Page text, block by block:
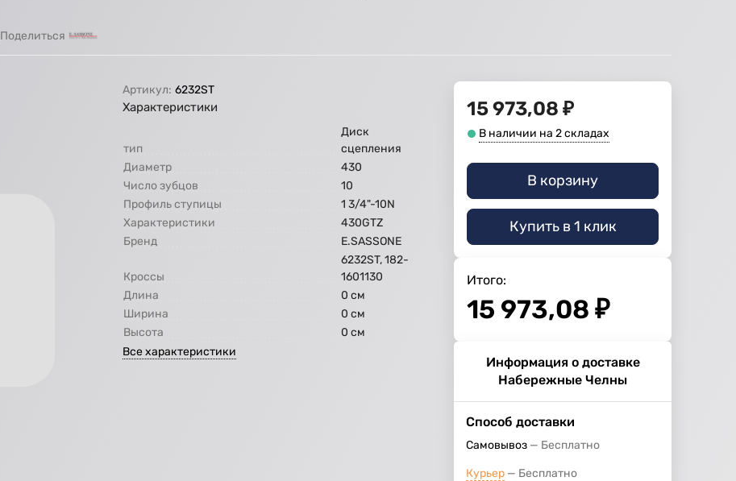
Поделиться
Артикул: 6232ST
Характеристики
тип
Диск
сцепления
Диаметр
430
Число зубцов
10
Профиль ступицы
1 3/4"-10N
Характеристики
430GTZ
Бренд
E.SASSONE
Кроссы
6232ST, 182-
1601130
Длина
0 см
Ширина
0 см
Высота
0 см
Все характеристики
15 973,08 ₽
В наличии на 2 складах
В корзину
Купить в 1 клик
Итого:
15 973,08 ₽
Информация о доставке
Набережные Челны
Способ доставки
Самовывоз Бесплатно
Курьер Бесплатно